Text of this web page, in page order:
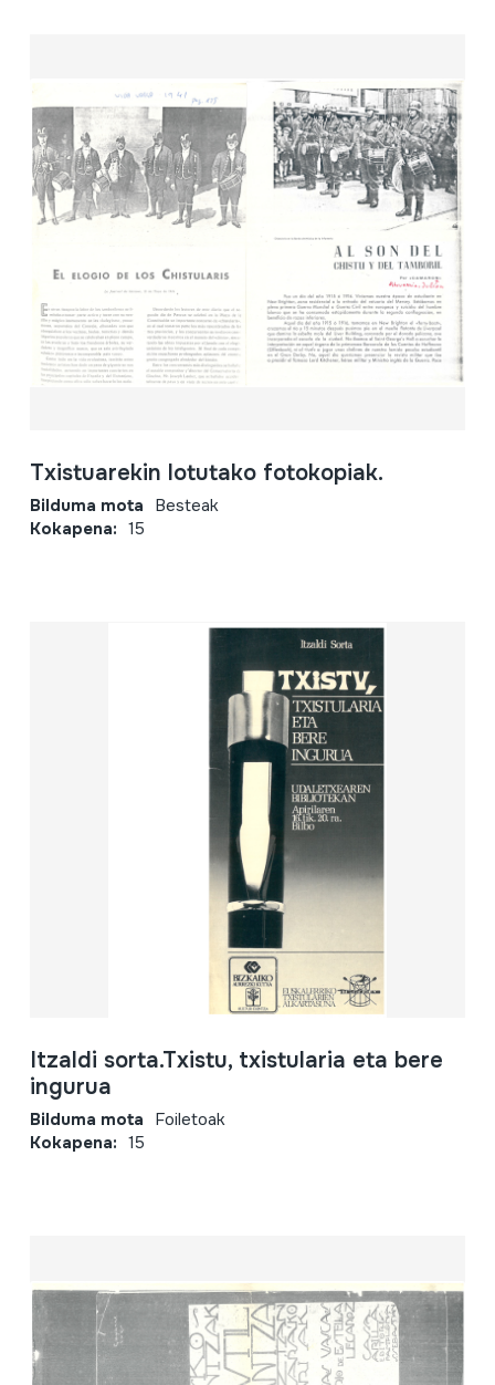
Txistuarekin lotutako fotokopiak.
Bilduma mota Besteak
Kokapena: 15
Itzaldi sorta.Txistu, txistularia eta bere
ingurua
Bilduma mota Foiletoak
Kokapena: 15